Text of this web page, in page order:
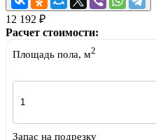
12 192 ₽
Расчет стоимости:
Площадь пола, м2
Запас на подрезку